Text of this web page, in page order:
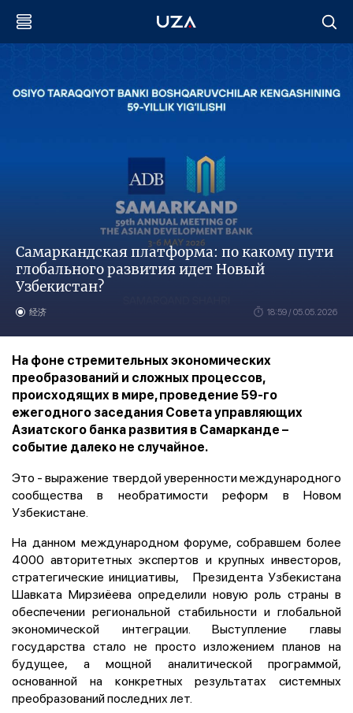
Самаркандская платформа: по какому пути
глобального развития идет Новый
Узбекистан?
经济 18:59 / 05.05.2026
На фоне стремительных экономических
преобразований и сложных процессов,
происходящих в мире, проведение 59-го
ежегодного заседания Совета управляющих
Азиатского банка развития в Самарканде –
событие далеко не случайное.
Это - выражение твердой уверенности международного
сообщества в необратимости реформ в Новом
Узбекистане.
На данном международном форуме, собравшем более
4000 авторитетных экспертов и крупных инвесторов,
стратегические инициативы, Президента Узбекистана
Шавката Мирзиёева определили новую роль страны в
обеспечении региональной стабильности и глобальной
экономической интеграции. Выступление главы
государства стало не просто изложением планов на
будущее, а мощной аналитической программой,
основанной на конкретных результатах системных
преобразований последних лет.